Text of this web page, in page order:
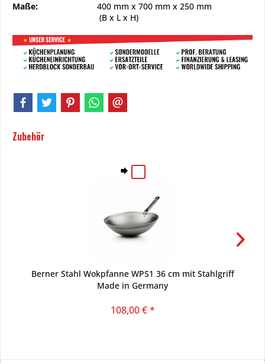
Maße:
400 mm x 700 mm x 250 mm
(B x L x H)
Zubehör
Berner Stahl Wokpfanne WPS1 36 cm mit Stahlgriff
Made in Germany
108,00 € *